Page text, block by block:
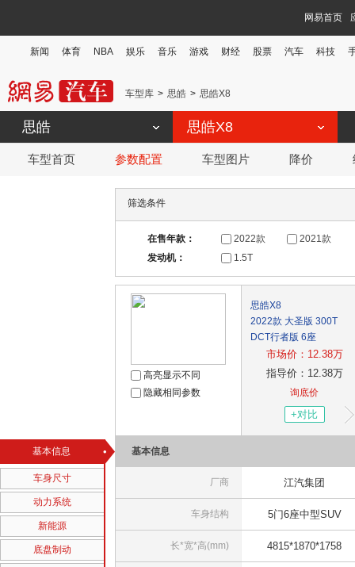
网易首页
新闻 体育 NBA 娱乐 音乐 游戏 财经 股票 汽车 科技
车型库 思皓 思皓X8
思皓 思皓X8
车型首页 参数配置 车型图片 降价
筛选条件
在售年款： 2022款
2021款
发动机：
1.5T
高亮显示不同
隐藏相同参数
基本信息
厂商
车身结构
长*宽*高(mm)
思皓X8
2022款 大圣版 300T
DCT行者版 6座
市场价：12.38万
指导价： 12.38万
询底价
+对比
江汽集团
5门6座中型SUV
4815*1870*1758
基本信息
车身尺寸
动力系统
新能源
底盘制动